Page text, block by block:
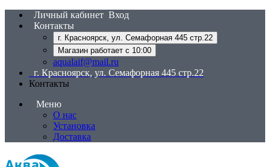
Личный кабинет Вход
Контакты
г. Красноярск, ул. Семафорная 445 стр.22
Магазин работает с 10:00
aqualaif@mail.ru
г. Красноярск, ул. Семафорная 445 стр.22
Контакты
Меню
О нас
Установка
Доставка